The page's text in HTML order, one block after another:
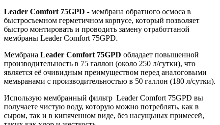
Leader Comfort 75GPD - мембрана обратного осмоса в
быстросъемном герметичном корпусе, который позволяет
быстро монтировать и проводить замену отработтаной
мембраны Leader Comfort 75GPD.
Мембрана Leader Comfort 75GPD обладает повышенной
производительность в 75 галлон (около 250 л/сутки), что
является её очивидным преимуществом перед аналоговыми
мемьранами с производительностью в 50 галлон (180 л/сутки).
Использую мембранный фильтр Leader Comfort 75GPD вы
получаете чистую воду, которую можно потреблять, как в
сыром, так и в кипяченном виде, без насущьных примесей,